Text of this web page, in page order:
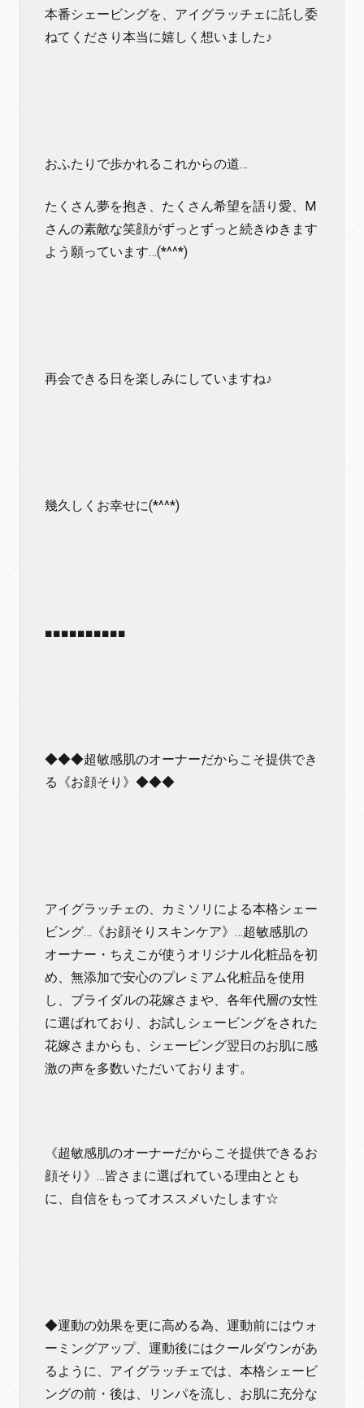
本番シェービングを、アイグラッチェに託し委
ねてくださり本当に嬉しく想いました♪
おふたりで歩かれるこれからの道…
たくさん夢を抱き、たくさん希望を語り愛、M
さんの素敵な笑顔がずっとずっと続きゆきます
よう願っています…(*^^*)
再会できる日を楽しみにしていますね♪
幾久しくお幸せに(*^^*)
■■■■■■■■■■
◆◆◆超敏感肌のオーナーだからこそ提供でき
る《お顔そり》◆◆◆
アイグラッチェの、カミソリによる本格シェー
ビング…《お顔そりスキンケア》…超敏感肌の
オーナー・ちえこが使うオリジナル化粧品を初
め、無添加で安心のプレミアム化粧品を使用
し、ブライダルの花嫁さまや、各年代層の女性
に選ばれており、お試しシェービングをされた
花嫁さまからも、シェービング翌日のお肌に感
激の声を多数いただいております。
《超敏感肌のオーナーだからこそ提供できるお
顔そり》…皆さまに選ばれている理由ととも
に、自信をもってオススメいたします☆
◆運動の効果を更に高める為、運動前にはウォ
ーミングアップ、運動後にはクールダウンがあ
るように、アイグラッチェでは、本格シェービ
ングの前・後は、リンパを流し、お肌に充分な